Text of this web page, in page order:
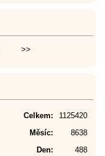
>>
Celkem:
1125420
Měsíc:
8638
Den:
488